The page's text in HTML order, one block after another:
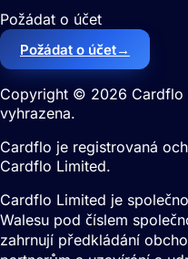
Požádat o účet
Požádat o účet→
Copyright © 2026 Cardflo
vyhrazena.
Cardflo je registrovaná
Cardflo Limited.
Cardflo Limited je
Walesu pod číslem
zahrnují předkládání